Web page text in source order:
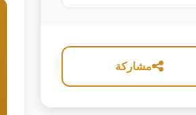
مشاركة